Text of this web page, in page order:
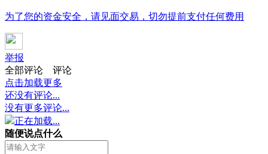
为了您的资金安全，请见面交易，切勿提前支付任何费用
举报
全部评论
评论
点击加载更多
还没有评论...
没有更多评论...
正在加载...
随便说点什么